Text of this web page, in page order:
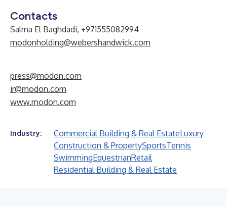
Contacts
Salma El Baghdadi, +971555082994
modonholding@webershandwick.com
press@modon.com
ir@modon.com
www.modon.com
Industry: Commercial Building & Real EstateLuxury
Construction & PropertySportsTennis
SwimmingEquestrianRetail
Residential Building & Real Estate